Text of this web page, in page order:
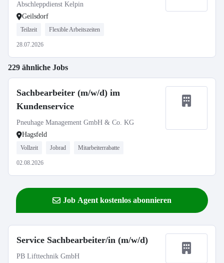
Abschleppdienst Kelpin
Geilsdorf
Teilzeit Flexible Arbeitszeiten
28.07.2026
229 ähnliche Jobs
Sachbearbeiter (m/w/d) im
Kundenservice
Pneuhage Management GmbH & Co. KG
Hagsfeld
Vollzeit Jobrad Mitarbeiterrabatte
02.08.2026
Job Agent kostenlos abonnieren
Service Sachbearbeiter/in (m/w/d)
PB Lifttechnik GmbH